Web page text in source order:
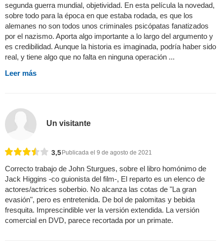
segunda guerra mundial, objetividad. En esta película la novedad,
sobre todo para la época en que estaba rodada, es que los
alemanes no son todos unos criminales psicópatas fanatizados
por el nazismo. Aporta algo importante a lo largo del argumento y
es credibilidad. Aunque la historia es imaginada, podría haber sido
real, y tiene algo que no falta en ninguna operación ...
Leer más
Un visitante
3,5Publicada el 9 de agosto de 2021
Correcto trabajo de John Sturgues, sobre el libro homónimo de
Jack Higgins -co guionista del film-, El reparto es un elenco de
actores/actrices soberbio. No alcanza las cotas de "La gran
evasión", pero es entretenida. De bol de palomitas y bebida
fresquita. Imprescindible ver la versión extendida. La versión
comercial en DVD, parece recortada por un primate.